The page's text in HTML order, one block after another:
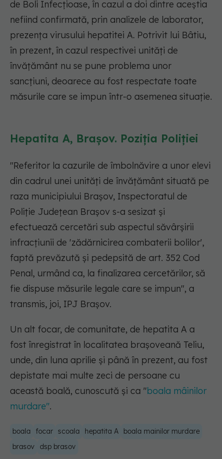
de Boli Infecţioase, în cazul a doi dintre aceştia
nefiind confirmată, prin analizele de laborator,
prezenţa virusului hepatitei A. Potrivit lui Bâtiu,
în prezent, în cazul respectivei unităţi de
învăţământ nu se pune problema unor
sancţiuni, deoarece au fost respectate toate
măsurile care se impun într-o asemenea situaţie.
Hepatita A, Brașov. Poziția Poliției
"Referitor la cazurile de îmbolnăvire a unor elevi
din cadrul unei unităţi de învăţământ situată pe
raza municipiului Braşov, Inspectoratul de
Poliţie Judeţean Braşov s-a sesizat şi
efectuează cercetări sub aspectul săvârşirii
infracţiunii de 'zădărnicirea combaterii bolilor',
faptă prevăzută şi pedepsită de art. 352 Cod
Penal, urmând ca, la finalizarea cercetărilor, să
fie dispuse măsurile legale care se impun", a
transmis, joi, IPJ Braşov.
Un alt focar, de comunitate, de hepatita A a
fost înregistrat în localitatea braşoveană Teliu,
unde, din luna aprilie şi până în prezent, au fost
depistate mai multe zeci de persoane cu
această boală, cunoscută şi ca "boala mâinilor
murdare".
boala focar scoala hepatita A
boala mainilor murdare
brasov
dsp brasov